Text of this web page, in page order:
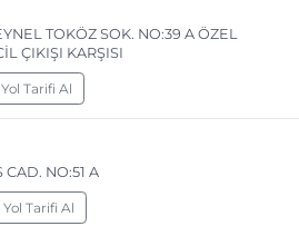
TOKÖZ SOK. NO:39 A ÖZEL
ÇIKIŞI KARŞISI
Yol Tarifi Al
NO:51 A
Yol Tarifi Al